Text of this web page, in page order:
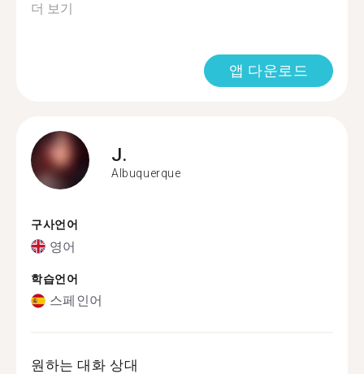
더 보기
앱 다운로드
J.
Albuquerque
구사언어
영어
학습언어
스페인어
원하는 대화 상대